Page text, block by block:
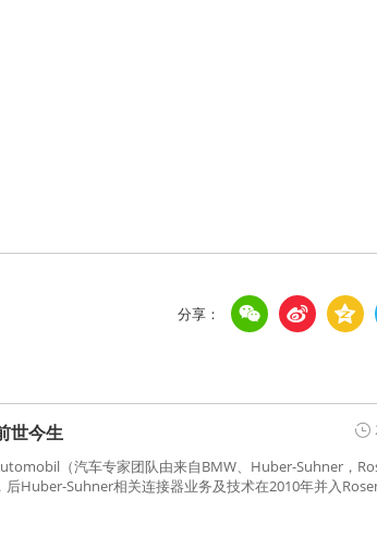
世今生
（汽车专家团队由来自BMW、Huber-Suhner，
Huber-Suhner相关连接器业务及技术在2010年并入
用于车载收音机天线连接，如今FAKRA已成为汽车行业通
用。